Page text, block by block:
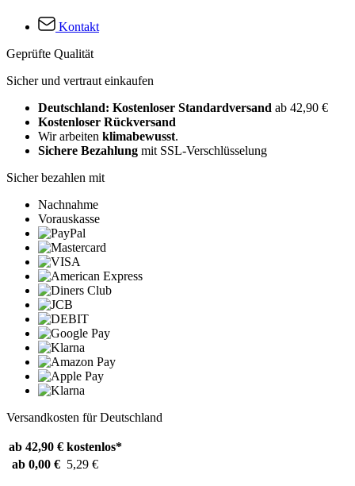
Kontakt
Geprüfte Qualität
Sicher und vertraut einkaufen
Deutschland: Kostenloser Standardversand ab 42,90 €
Kostenloser Rückversand
Wir arbeiten klimabewusst.
Sichere Bezahlung mit SSL-Verschlüsselung
Sicher bezahlen mit
Nachnahme
Vorauskasse
Versandkosten für Deutschland
ab 42,90 € kostenlos*
ab 0,00 € 5,29 €